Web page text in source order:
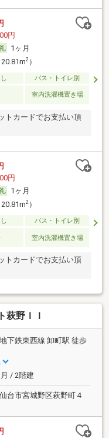
円
1ヶ月
2）
バス・トイレ別
室内洗濯機置き場
トカードでお支払い頂
円
1ヶ月
2）
バス・トイレ別
室内洗濯機置き場
トカードでお支払い頂
萩野ＩＩ
下鉄東西線 卸町駅 徒歩
/ 2階建
台市宮城野区萩野町４